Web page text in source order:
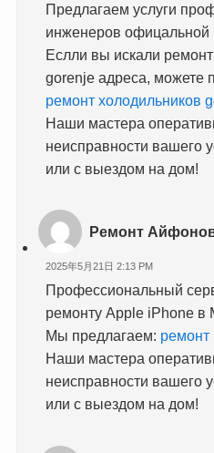
Предлагаем услуги
инженеров офицальной
Еслли вы искали
gorenje адреса, можете
ремонт холодильников
Наши мастера
неисправности вашего
или с выездом на дом!
Ремонт
2025年5月21日 2:13 PM
Профессиональный
ремонту Apple iPhone в
Мы предлагаем: ремонт
Наши мастера
неисправности вашего
или с выездом на дом!